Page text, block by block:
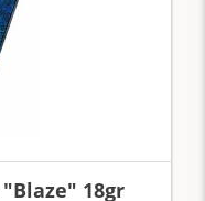
18gr